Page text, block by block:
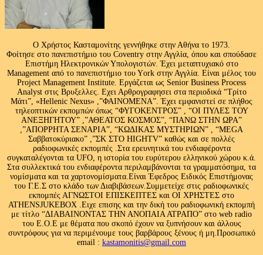
Ο Χρήστος Κασταμονίτης γεννήθηκε στην Αθήνα το 1973.
Φοίτησε στο πανεπιστήμιο του Coventry στην Αγγλία, όπου και σπούδασε
Επιστήμη Ηλεκτρονικών Υπολογιστών. Έχει μεταπτυχιακό στο
Management από το πανεπιστήμιο του Υork στην Αγγλία. Είναι μέλος του
Project Management Institute. Εργάζεται ως Senior Business Process
Analyst στις Βρυξελλες. Εχει Αρθρογραφησει στα περιοδικά “Τρίτο
Μάτι”, «Hellenic Nexus» ,”ΦΑΙΝΟΜΕΝΑ”. Έχει εμφανιστεί σε πλήθος
τηλεοπτικών εκπομπών όπως “ΦΥΓΟΚΕΝΤΡΟΣ” , “ΟΙ ΠΥΛΕΣ ΤΟΥ
ΑΝΕΞΗΓΗΤΟΥ” ,”ΑΘΕΑΤΟΣ ΚΟΣΜΟΣ”, “ΠΑΝΩ ΣΤΗΝ ΩΡΑ”
,”ΑΠΟΡΡΗΤΑ ΣΕΝΑΡΙΑ”, “ΚΩΔΙΚΑΣ ΜΥΣΤΗΡΙΩΝ” , “MEGA
Σαββατοκύριακο” ,”ΣΚ ΣΤΟ HIGHTV” καθώς και σε πολλές
ραδιοφωνικές εκπομπές .Στα ερευνητικά του ενδιαφέροντα
συγκαταλέγονται τα UFO, η ιστορία του ευρύτερου ελληνικού χώρου κ.ά.
Στα συλλεκτικά του ενδιαφέροντα περιλαμβάνονται τα γραμματόσημα, τα
νομίσματα και τα χαρτονομίσματα.Είναι Έφεδρος Ειδικός Επιστήμονας
του Γ.Ε.Σ στο κλάδο των Διαβιβάσεων.Συμμετείχε στις ραδιοφωνικές
εκπομπές ΑΓΝΩΣΤΟΙ ΕΠΙΣΚΕΠΤΕΣ και ΟΙ ΧΡΗΣΤΕΣ στο
ATHENSJUKEBOX .Ειχε επισης και την δική του ραδιοφωνική εκπομπή
με τίτλο “ΔΙΑΒΑΙΝΟΝΤΑΣ ΤΗΝ ΑΝΟΠΑΙΑ ΑΤΡΑΠΟ” στο web radio
του Ε.Ο.Ε με θέματα που σκοπό έχουν να ξυπνήσουν και άλλους
συντρόφους για να περιμένουμε τους βαρβάρους ξένους ή μη.Προσωπικό
email : kastamonitis@gmail.com